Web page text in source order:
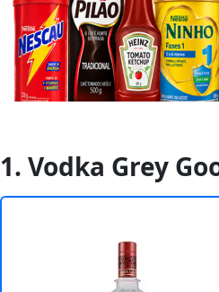
1. Vodka Grey